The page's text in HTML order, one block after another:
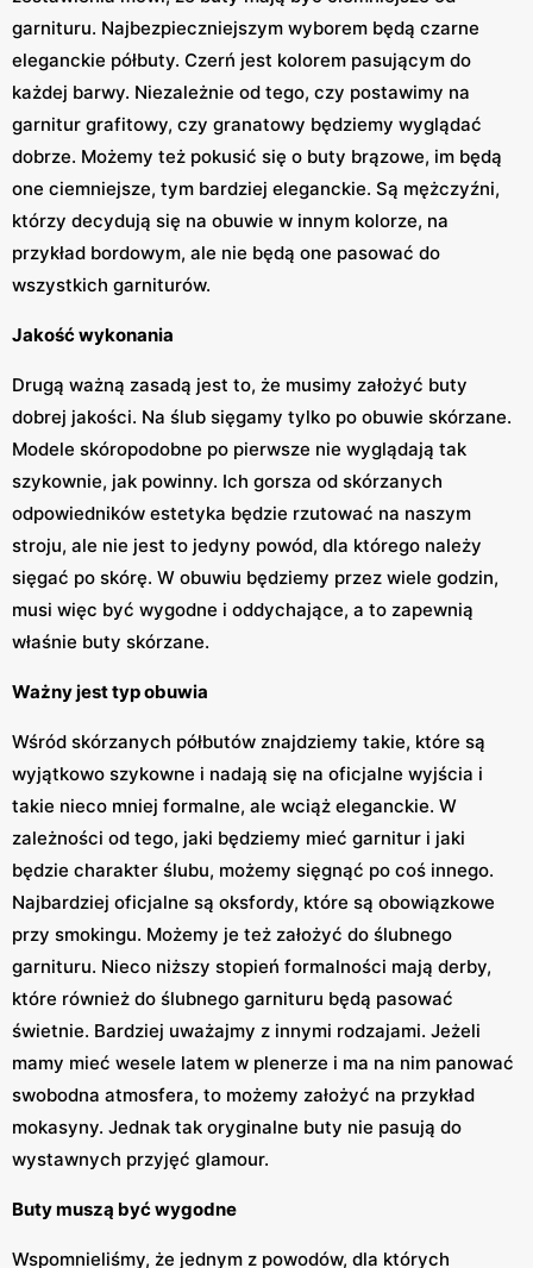
garnituru. Najbezpieczniejszym wyborem będą czarne
eleganckie półbuty. Czerń jest kolorem pasującym do
każdej barwy. Niezależnie od tego, czy postawimy na
garnitur grafitowy, czy granatowy będziemy wyglądać
dobrze. Możemy też pokusić się o buty brązowe, im będą
one ciemniejsze, tym bardziej eleganckie. Są mężczyźni,
którzy decydują się na obuwie w innym kolorze, na
przykład bordowym, ale nie będą one pasować do
wszystkich garniturów.
Jakość wykonania
Drugą ważną zasadą jest to, że musimy założyć buty
dobrej jakości. Na ślub sięgamy tylko po obuwie skórzane.
Modele skóropodobne po pierwsze nie wyglądają tak
szykownie, jak powinny. Ich gorsza od skórzanych
odpowiedników estetyka będzie rzutować na naszym
stroju, ale nie jest to jedyny powód, dla którego należy
sięgać po skórę. W obuwiu będziemy przez wiele godzin,
musi więc być wygodne i oddychające, a to zapewnią
właśnie buty skórzane.
Ważny jest typ obuwia
Wśród skórzanych półbutów znajdziemy takie, które są
wyjątkowo szykowne i nadają się na oficjalne wyjścia i
takie nieco mniej formalne, ale wciąż eleganckie. W
zależności od tego, jaki będziemy mieć garnitur i jaki
będzie charakter ślubu, możemy sięgnąć po coś innego.
Najbardziej oficjalne są oksfordy, które są obowiązkowe
przy smokingu. Możemy je też założyć do ślubnego
garnituru. Nieco niższy stopień formalności mają derby,
które również do ślubnego garnituru będą pasować
świetnie. Bardziej uważajmy z innymi rodzajami. Jeżeli
mamy mieć wesele latem w plenerze i ma na nim panować
swobodna atmosfera, to możemy założyć na przykład
mokasyny. Jednak tak oryginalne buty nie pasują do
wystawnych przyjęć glamour.
Buty muszą być wygodne
Wspomnieliśmy, że jednym z powodów, dla których